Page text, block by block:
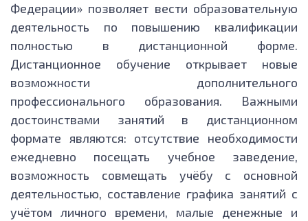
Федерации» позволяет вести образовательную
деятельность по повышению квалификации
полностью в дистанционной форме.
Дистанционное обучение открывает новые
возможности дополнительного
профессионального образования. Важными
достоинствами занятий в дистанционном
формате являются: отсутствие необходимости
ежедневно посещать учебное заведение,
возможность совмещать учёбу с основной
деятельностью, составление графика занятий с
учётом личного времени, малые денежные и